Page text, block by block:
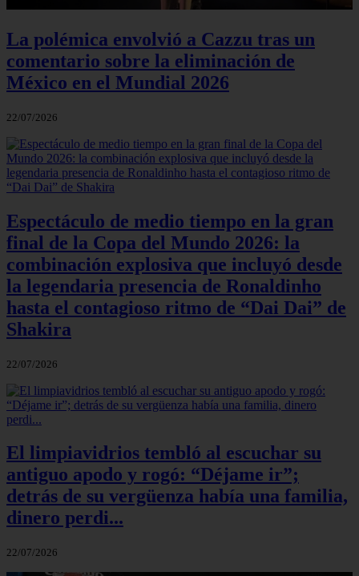
La polémica envolvió a Cazzu tras un
comentario sobre la eliminación de
México en el Mundial 2026
22/07/2026
Espectáculo de medio tiempo en la gran
final de la Copa del Mundo 2026: la
combinación explosiva que incluyó desde
la legendaria presencia de Ronaldinho
hasta el contagioso ritmo de “Dai Dai” de
Shakira
22/07/2026
El limpiavidrios tembló al escuchar su
antiguo apodo y rogó: “Déjame ir”;
detrás de su vergüenza había una familia,
dinero perdi...
22/07/2026